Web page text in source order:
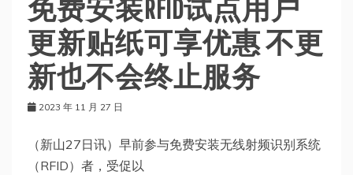
免费安装RFID试点用户
更新贴纸可享优惠 不更
新也不会终止服务
2023 年 11 月 27 日
（新山27日讯）早前参与免费安装无线射频识别系统
（RFID）者，受促以